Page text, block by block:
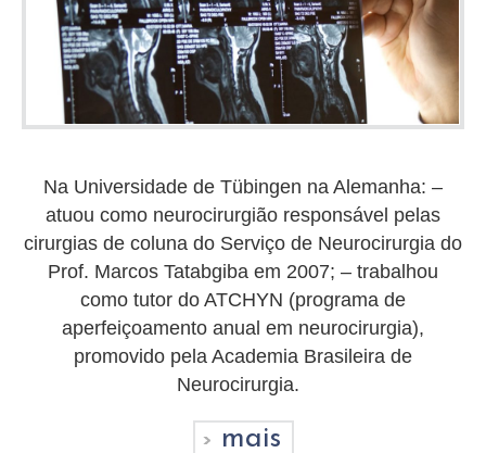
Na Universidade de Tübingen na Alemanha: –
atuou como neurocirurgião responsável pelas
cirurgias de coluna do Serviço de Neurocirurgia do
Prof. Marcos Tatabgiba em 2007; – trabalhou
como tutor do ATCHYN (programa de
aperfeiçoamento anual em neurocirurgia),
promovido pela Academia Brasileira de
Neurocirurgia.
mais